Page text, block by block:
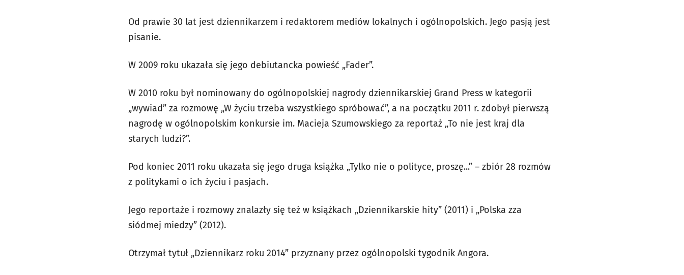
Od prawie 30 lat jest dziennikarzem i redaktorem mediów lokalnych i ogólnopolskich. Jego pasją jest
pisanie.
W 2009 roku ukazała się jego debiutancka powieść „Fader”.
W 2010 roku był nominowany do ogólnopolskiej nagrody dziennikarskiej Grand Press w kategorii
„wywiad” za rozmowę „W życiu trzeba wszystkiego spróbować”, a na początku 2011 r. zdobył pierwszą
nagrodę w ogólnopolskim konkursie im. Macieja Szumowskiego za reportaż „To nie jest kraj dla
starych ludzi?”.
Pod koniec 2011 roku ukazała się jego druga książka „Tylko nie o polityce, proszę...” – zbiór 28 rozmów
z politykami o ich życiu i pasjach.
Jego reportaże i rozmowy znalazły się też w książkach „Dziennikarskie hity” (2011) i „Polska zza
siódmej miedzy” (2012).
Otrzymał tytuł „Dziennikarz roku 2014” przyznany przez ogólnopolski tygodnik Angora.